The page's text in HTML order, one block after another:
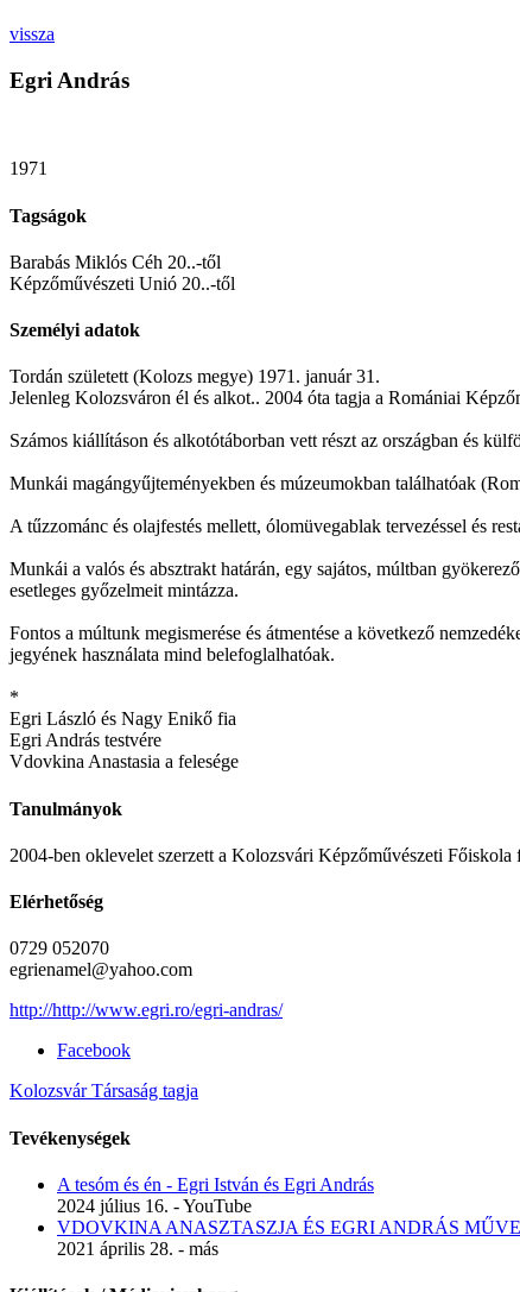
vissza
Egri András
1971
Tagságok
Barabás Miklós Céh 20..-től
Képzőművészeti Unió 20..-től
Személyi adatok
Tordán született (Kolozs megye) 1971. január 31.
Jelenleg Kolozsváron él és alkot.. 2004 óta tagja a Romániai
Számos kiállításon és alkotótáborban vett részt az országban és
Munkái magángyűjteményekben és múzeumokban találhatóak
A tűzzománc és olajfestés mellett, ólomüvegablak tervezéssel és
Munkái a valós és absztrakt határán, egy sajátos, múltban
esetleges győzelmeit mintázza.
Fontos a múltunk megismerése és átmentése a következő
jegyének használata mind belefoglalhatóak.
*
Egri László és Nagy Enikő fia
Egri András testvére
Vdovkina Anastasia a felesége
Tanulmányok
2004-ben oklevelet szerzett a Kolozsvári Képzőművészeti Főiskola
Elérhetőség
0729 052070
egrienamel@yahoo.com
http://http://www.egri.ro/egri-andras/
Facebook
Kolozsvár Társaság tagja
Tevékenységek
A tesóm és én - Egri István és Egri András
2024 július 16. - YouTube
VDOVKINA ANASZTASZJA ÉS EGRI ANDRÁS
2021 április 28. - más